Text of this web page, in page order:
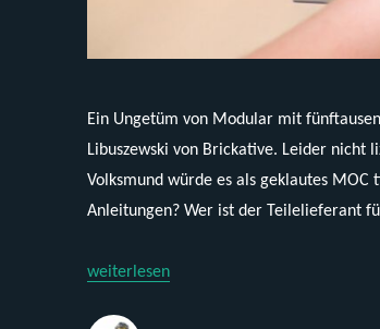
Ein Ungetüm von Modular mit
Libuszewski von Brickative. Leider
Volksmund würde es als geklautes
Anleitungen? Wer ist der Teilelieferant
„UrGe 10190 – Toy Square (Brickative –
weiterlesen